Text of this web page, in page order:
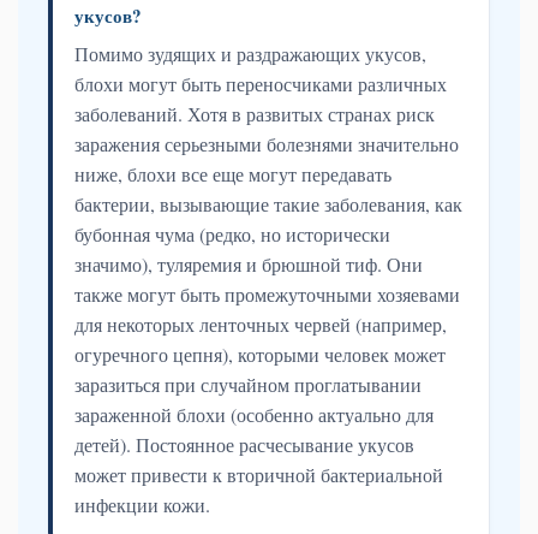
укусов?
Помимо зудящих и раздражающих укусов,
блохи могут быть переносчиками различных
заболеваний. Хотя в развитых странах риск
заражения серьезными болезнями значительно
ниже, блохи все еще могут передавать
бактерии, вызывающие такие заболевания, как
бубонная чума (редко, но исторически
значимо), туляремия и брюшной тиф. Они
также могут быть промежуточными хозяевами
для некоторых ленточных червей (например,
огуречного цепня), которыми человек может
заразиться при случайном проглатывании
зараженной блохи (особенно актуально для
детей). Постоянное расчесывание укусов
может привести к вторичной бактериальной
инфекции кожи.